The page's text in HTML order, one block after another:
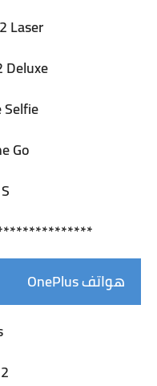
Laser
Deluxe
Go
هواتف OnePlus